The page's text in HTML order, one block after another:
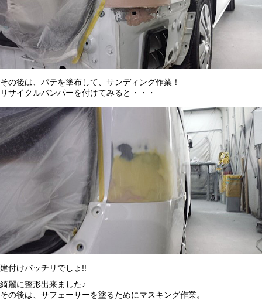
その後は、パテを塗布して、サンディング作業！
リサイクルバンパーを付けてみると・・・
建付けバッチリでしょ!!
綺麗に整形出来ました♪
その後は、サフェーサーを塗るためにマスキング作業。